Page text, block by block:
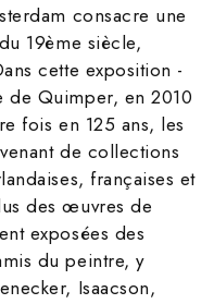
consacre une
19ème siècle,
cette exposition -
de Quimper, en 2010
fois en 125 ans, les
de collections
françaises et
des œuvres de
exposées des
du peintre, y
Isaacson,